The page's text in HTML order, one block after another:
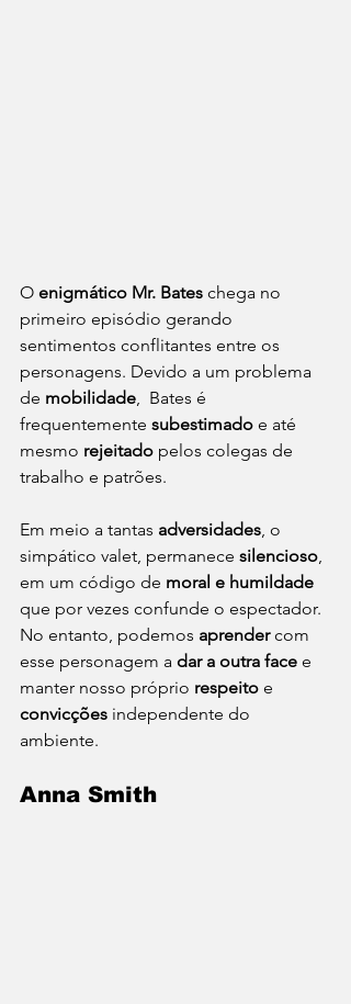
O enigmático Mr. Bates chega no
primeiro episódio gerando
sentimentos conflitantes entre os
personagens. Devido a um problema
de mobilidade,  Bates é
frequentemente subestimado e até
mesmo rejeitado pelos colegas de
trabalho e patrões.
Em meio a tantas adversidades, o
simpático valet, permanece silencioso,
em um código de moral e humildade
que por vezes confunde o espectador.
No entanto, podemos aprender com
esse personagem a dar a outra face e
manter nosso próprio respeito e
convicções independente do
ambiente.
Anna Smith